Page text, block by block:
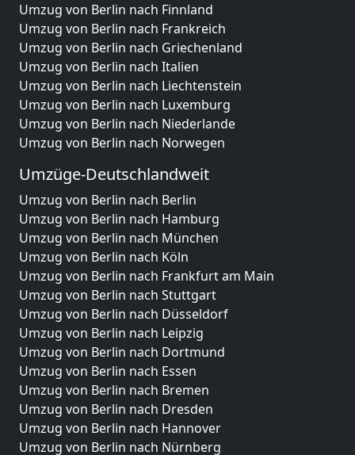
Umzug von Berlin nach Finnland
Umzug von Berlin nach Frankreich
Umzug von Berlin nach Griechenland
Umzug von Berlin nach Italien
Umzug von Berlin nach Liechtenstein
Umzug von Berlin nach Luxemburg
Umzug von Berlin nach Niederlande
Umzug von Berlin nach Norwegen
Umzüge-Deutschlandweit
Umzug von Berlin nach Berlin
Umzug von Berlin nach Hamburg
Umzug von Berlin nach München
Umzug von Berlin nach Köln
Umzug von Berlin nach Frankfurt am Main
Umzug von Berlin nach Stuttgart
Umzug von Berlin nach Düsseldorf
Umzug von Berlin nach Leipzig
Umzug von Berlin nach Dortmund
Umzug von Berlin nach Essen
Umzug von Berlin nach Bremen
Umzug von Berlin nach Dresden
Umzug von Berlin nach Hannover
Umzug von Berlin nach Nürnberg